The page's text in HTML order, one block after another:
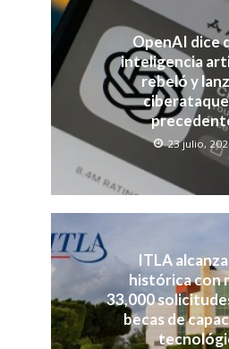
OpenAI dice
inteligencia
rebeló y
ciberataque
23 julio,
ITLA
histórica con
33,000
becas de